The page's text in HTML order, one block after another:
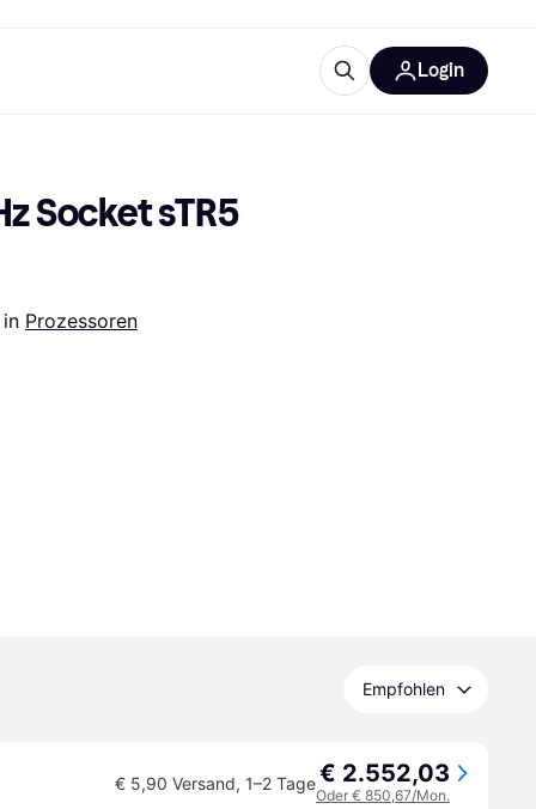
Login
Socket sTR5
in Prozessoren
Empfohlen
€ 5,90 Versand, 1–2 Tage€ 2.552,03
Oder € 850,67/Mon.